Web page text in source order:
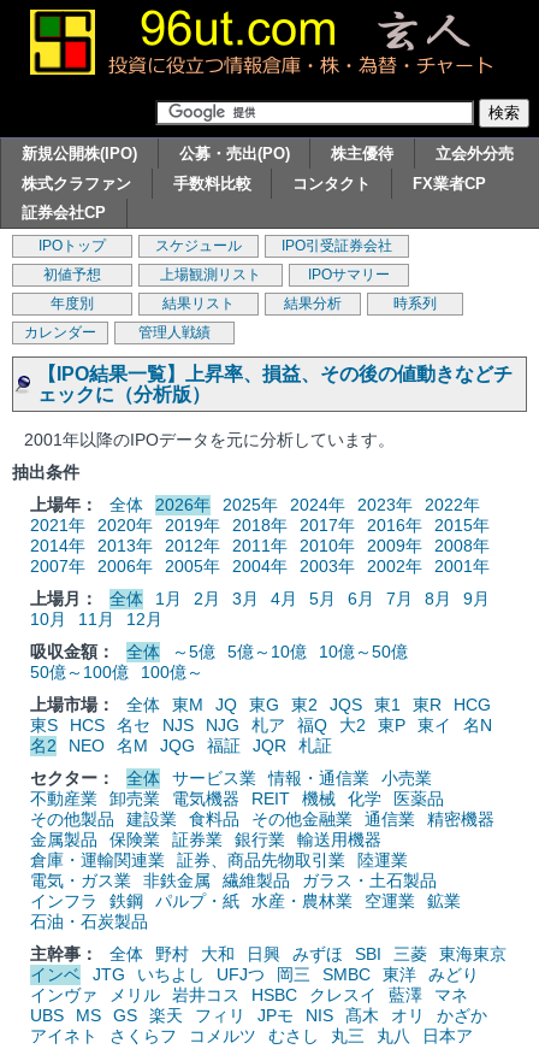
新規公開株(IPO) 公募・売出(PO) 株主優待
立会外分売
株式クラファン
手数料比較 コンタクト
FX業者CP
証券会社CP
IPOトップ スケジュール
IPO引受証券会社
初値予想
上場観測リスト
IPOサマリー
年度別
結果リスト 結果分析
時系列
カレンダー
管理人戦績
【IPO結果一覧】上昇率、損益、その後の値動きなどチ
ェックに（分析版）
2001年以降のIPOデータを元に分析しています。
抽出条件
上場年：
全体 2026年 2025年 2024年 2023年
2022年
2021年
2020年 2019年 2018年 2017年 2016年
2015年
2014年
2013年 2012年 2011年 2010年 2009年
2008年
2007年
2006年 2005年 2004年 2003年 2002年
2001年
上場月：
全体 1月 2月 3月 4月 5月 6月 7月 8月
9月
10月
11月
12月
吸収金額：
全体 ～5億 5億～10億
10億～50億
50億～100億
100億～
上場市場：
全体 東M JQ 東G 東2 JQS 東1 東R
HCG
東S
HCS 名セ NJS NJG 札ア 福Q 大2 東P 東イ
名N
名2
NEO 名M JQG 福証 JQR
札証
セクター：
全体 サービス業 情報・通信業
小売業
不動産業
卸売業 電気機器 REIT 機械 化学
医薬品
その他製品
建設業 食料品 その他金融業 通信業
精密機器
金属製品
保険業 証券業 銀行業
輸送用機器
倉庫・運輸関連業
証券、商品先物取引業
陸運業
電気・ガス業
非鉄金属 繊維製品
ガラス・土石製品
インフラ
鉄鋼 パルプ・紙 水産・農林業 空運業
鉱業
石油・石炭製品
主幹事：
全体 野村 大和 日興 みずほ SBI 三菱
東海東京
インベ
JTG いちよし UFJつ 岡三 SMBC 東洋
みどり
インヴァ
メリル 岩井コス HSBC クレスイ 藍澤
マネ
UBS
MS GS 楽天 フィリ JPモ NIS 髙木 オリ
かざか
アイネト
さくらフ コメルツ むさし 丸三 丸八
日本ア